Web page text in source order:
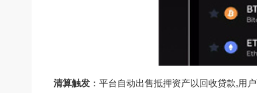
清算触发 ：平台自动出售抵押资产以回收贷款,用